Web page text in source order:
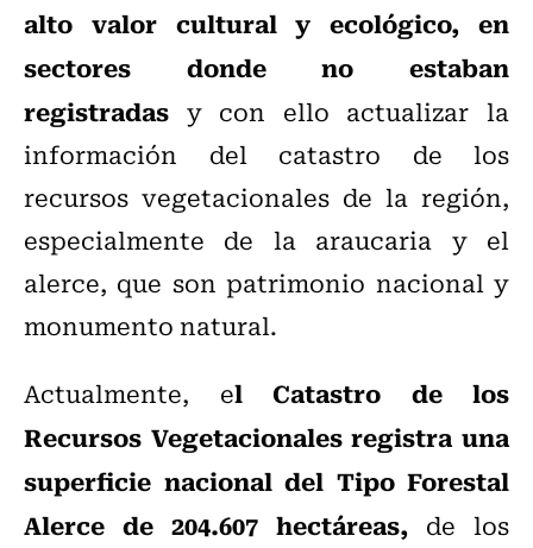
alto valor cultural y ecológico, en
sectores donde no estaban
registradas y con ello actualizar la
información del catastro de los
recursos vegetacionales de la región,
especialmente de la araucaria y el
alerce, que son patrimonio nacional y
monumento natural.
Actualmente, el Catastro de los
Recursos Vegetacionales registra una
superficie nacional del Tipo Forestal
Alerce de 204.607 hectáreas, de los